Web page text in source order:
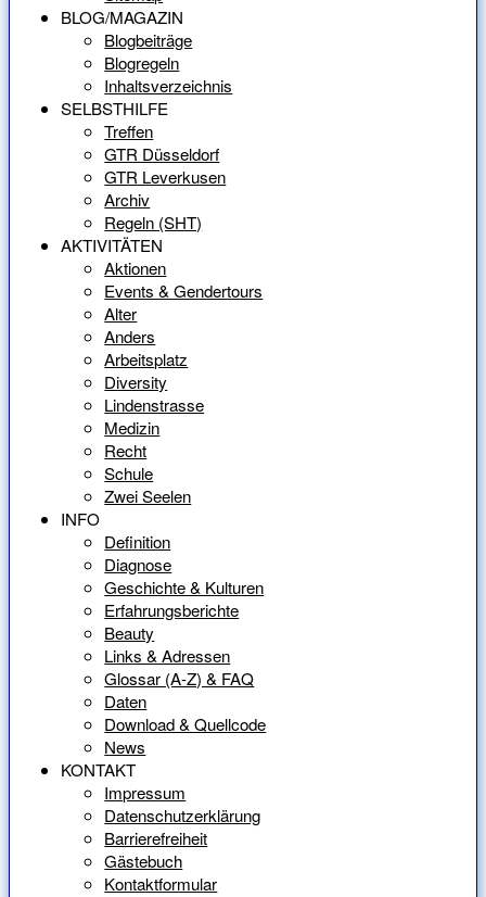
BLOG/MAGAZIN
Blogbeiträge
Blogregeln
Inhaltsverzeichnis
SELBSTHILFE
Treffen
GTR Düsseldorf
GTR Leverkusen
Archiv
Regeln (SHT)
AKTIVITÄTEN
Aktionen
Events & Gendertours
Alter
Anders
Arbeitsplatz
Diversity
Lindenstrasse
Medizin
Recht
Schule
Zwei Seelen
INFO
Definition
Diagnose
Geschichte & Kulturen
Erfahrungsberichte
Beauty
Links & Adressen
Glossar (A-Z) & FAQ
Daten
Download & Quellcode
News
KONTAKT
Impressum
Datenschutzerklärung
Barrierefreiheit
Gästebuch
Kontaktformular